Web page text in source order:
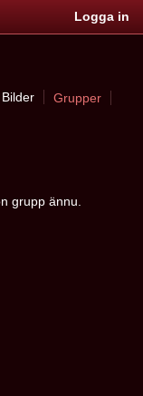
Logga in
Bilder
Grupper
grupp ännu.